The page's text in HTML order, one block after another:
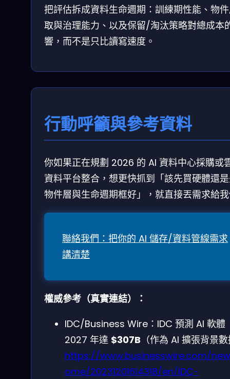
把評估拆成資料生命週期：訓練期性能、物
取與治理能力、以及保留/淘汰策略對總成本
響，而不是只比讀寫速度。
行動呼籲與參考資料
你如果正在規劃 2026 的 AI 資料中心採購或
資料平台整合，想更快抓到「該先買硬體還
物件層與生命週期框好」，就直接丟需求給
聯絡我們：把你的 AI 儲存/資料管線需求
講清楚
權威參考（真實連結）：
IDC/Business Wire：IDC 預測 AI 軟體
2027 年達 $307B （作為 AI 擴張背景
https://www.businesswire.com/
ome/20231201614318/en/IDC-